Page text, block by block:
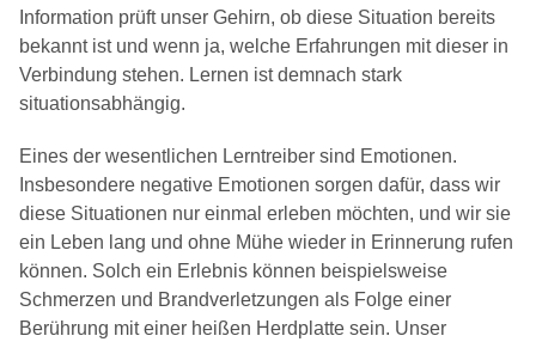
Information prüft unser Gehirn, ob diese Situation bereits
bekannt ist und wenn ja, welche Erfahrungen mit dieser in
Verbindung stehen. Lernen ist demnach stark
situationsabhängig.
Eines der wesentlichen Lerntreiber sind Emotionen.
Insbesondere negative Emotionen sorgen dafür, dass wir
diese Situationen nur einmal erleben möchten, und wir sie
ein Leben lang und ohne Mühe wieder in Erinnerung rufen
können. Solch ein Erlebnis können beispielsweise
Schmerzen und Brandverletzungen als Folge einer
Berührung mit einer heißen Herdplatte sein. Unser